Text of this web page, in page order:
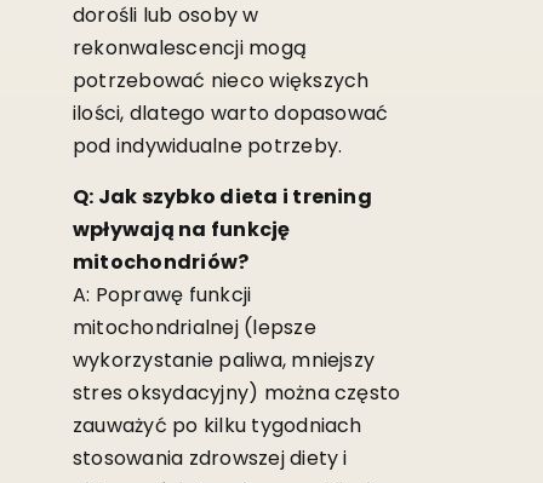
dorośli lub osoby w
rekonwalescencji mogą
potrzebować nieco większych
ilości, dlatego warto dopasować
pod indywidualne potrzeby.
Q: Jak szybko dieta i trening
wpływają na funkcję
mitochondriów?
A: Poprawę funkcji
mitochondrialnej (lepsze
wykorzystanie paliwa, mniejszy
stres oksydacyjny) można często
zauważyć po kilku tygodniach
stosowania zdrowszej diety i